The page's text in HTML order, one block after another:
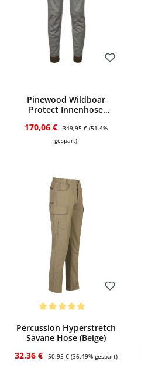
Pinewood Wildboar
Protect Innenhose
Verkaufspreis:
170,06 € Regulärer Preis:
349,95 € (51.4%
gespart)
Bewerten
Percussion Hyperstretch
Savane Hose (Beige)
Verkaufspreis:
32,36 € Regulärer Preis:
50,95 € (36.49% gespart)